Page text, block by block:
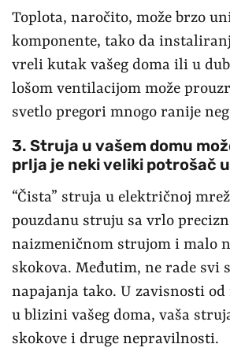
Toplota, naročito, može brzo
komponente, tako da
vreli kutak vašeg doma ili u
lošom ventilacijom može
svetlo pregori mnogo ranije
3. Struja u vašem domu
prlja je neki veliki potrošač
“Čista” struja u električnoj
pouzdanu struju sa vrlo
naizmeničnom strujom i malo
skokova. Međutim, ne rade svi
napajanja tako. U zavisnosti
u blizini vašeg doma, vaša
skokove i druge nepravilnosti.